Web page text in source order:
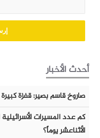
أحدث الأخبار
صاروخ قاسم بصير: قفزة كبيرة
كم عدد المسيرات
الأثناعشر يوماً؟